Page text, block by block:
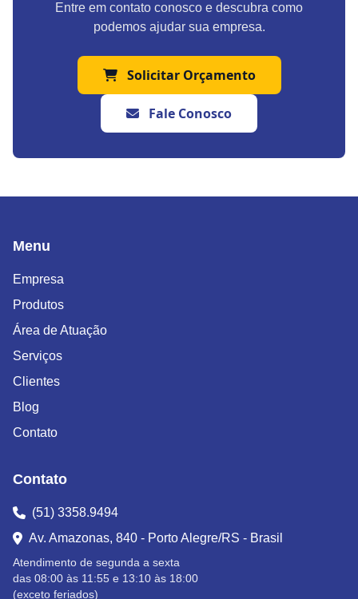
Entre em contato conosco e descubra como
podemos ajudar sua empresa.
Solicitar Orçamento
Fale Conosco
Menu
Empresa
Produtos
Área de Atuação
Serviços
Clientes
Blog
Contato
Contato
(51) 3358.9494
Av. Amazonas, 840 - Porto Alegre/RS - Brasil
Atendimento de segunda a sexta
das 08:00 às 11:55 e 13:10 às 18:00
(exceto feriados)